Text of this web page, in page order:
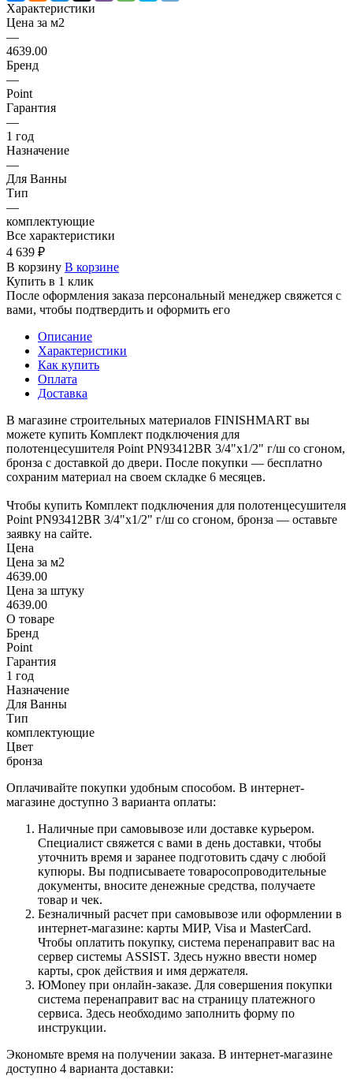
Характеристики
Цена за м2
—
4639.00
Бренд
—
Point
Гарантия
—
1 год
Назначение
—
Для Ванны
Тип
—
комплектующие
Все характеристики
4 639 ₽
В корзину В корзине
Купить в 1 клик
После оформления заказа персональный менеджер свяжется с
вами, чтобы подтвердить и оформить его
Описание
Характеристики
Как купить
Оплата
Доставка
В магазине строительных материалов FINISHMART вы
можете купить Комплект подключения для
полотенцесушителя Point PN93412BR 3/4"х1/2" г/ш со сгоном,
бронза с доставкой до двери. После покупки — бесплатно
сохраним материал на своем складке 6 месяцев.
Чтобы купить Комплект подключения для полотенцесушителя
Point PN93412BR 3/4"х1/2" г/ш со сгоном, бронза — оставьте
заявку на сайте.
Цена
Цена за м2
4639.00
Цена за штуку
4639.00
О товаре
Бренд
Point
Гарантия
1 год
Назначение
Для Ванны
Тип
комплектующие
Цвет
бронза
Оплачивайте покупки удобным способом. В интернет-
магазине доступно 3 варианта оплаты:
Наличные при самовывозе или доставке курьером.
Специалист свяжется с вами в день доставки, чтобы
уточнить время и заранее подготовить сдачу с любой
купюры. Вы подписываете товаросопроводительные
документы, вносите денежные средства, получаете
товар и чек.
Безналичный расчет при самовывозе или оформлении в
интернет-магазине: карты МИР, Visa и MasterCard.
Чтобы оплатить покупку, система перенаправит вас на
сервер системы ASSIST. Здесь нужно ввести номер
карты, срок действия и имя держателя.
ЮMoney при онлайн-заказе. Для совершения покупки
система перенаправит вас на страницу платежного
сервиса. Здесь необходимо заполнить форму по
инструкции.
Экономьте время на получении заказа. В интернет-магазине
доступно 4 варианта доставки: